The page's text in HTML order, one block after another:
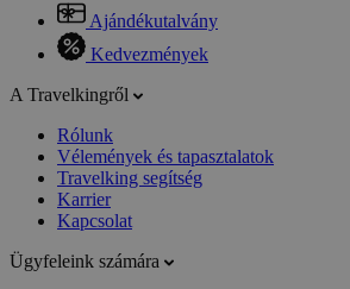
Ajándékutalvány
Kedvezmények
A Travelkingről
Rólunk
Vélemények és tapasztalatok
Travelking segítség
Karrier
Kapcsolat
Ügyfeleink számára